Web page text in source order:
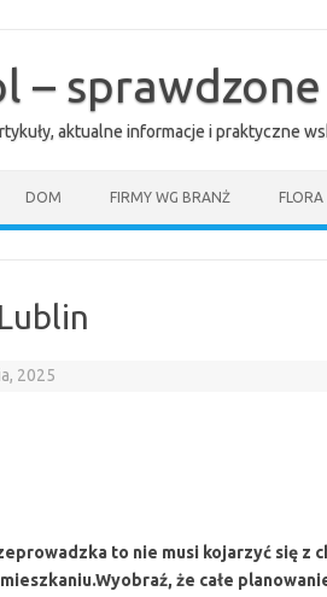
–
aktualne informacje i praktyczne
DOM FIRMY WG BRANŻ FLORA
2025
to nie musi kojarzyć się z
że całe